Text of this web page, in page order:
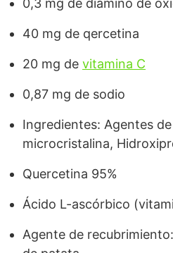
0,3 mg de diamino de
40 mg de qercetina
20 mg de vitamina C
0,87 mg de sodio
Ingredientes: Agentes
microcristalina,
Quercetina 95%
Ácido L-ascórbico
Agente de